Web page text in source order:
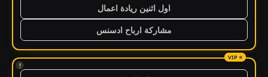
اول اثنين ريادة اعمال
مشاركة ارباح ادسنس
!